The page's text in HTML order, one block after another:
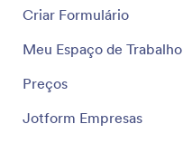
Criar Formulário
Meu Espaço de Trabalho
Preços
Jotform Empresas